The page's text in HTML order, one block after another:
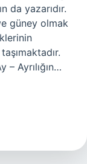
da yazarıdır.
güney olmak
– Ayrılığın…